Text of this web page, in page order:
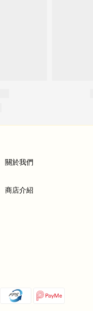
關於我們
商店介紹